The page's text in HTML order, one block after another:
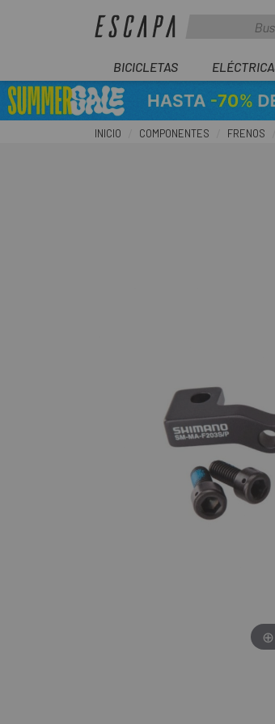
BICICLETAS
INICIO COMPONENTES FRENOS